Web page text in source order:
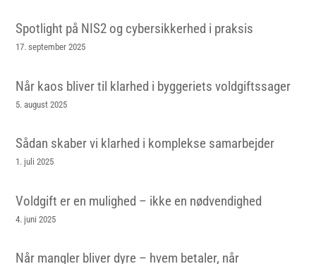
Spotlight på NIS2 og cybersikkerhed i praksis
17. september 2025
Når kaos bliver til klarhed i byggeriets voldgiftssager
5. august 2025
Sådan skaber vi klarhed i komplekse samarbejder
1. juli 2025
Voldgift er en mulighed – ikke en nødvendighed
4. juni 2025
Når mangler bliver dyre – hvem betaler, når